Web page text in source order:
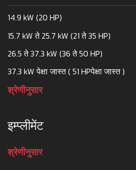
14.9 kW (20 HP)
15.7 kW ते 25.7 kW (21 ते 35 HP)
26.5 ते 37.3 kW (36 ते 50 HP)
37.3 kW पेक्षा जास्त ( 51 HPपेक्षा जास्त )
श्रेणीनुसार
इम्प्लीमेंट
श्रेणीनुसार